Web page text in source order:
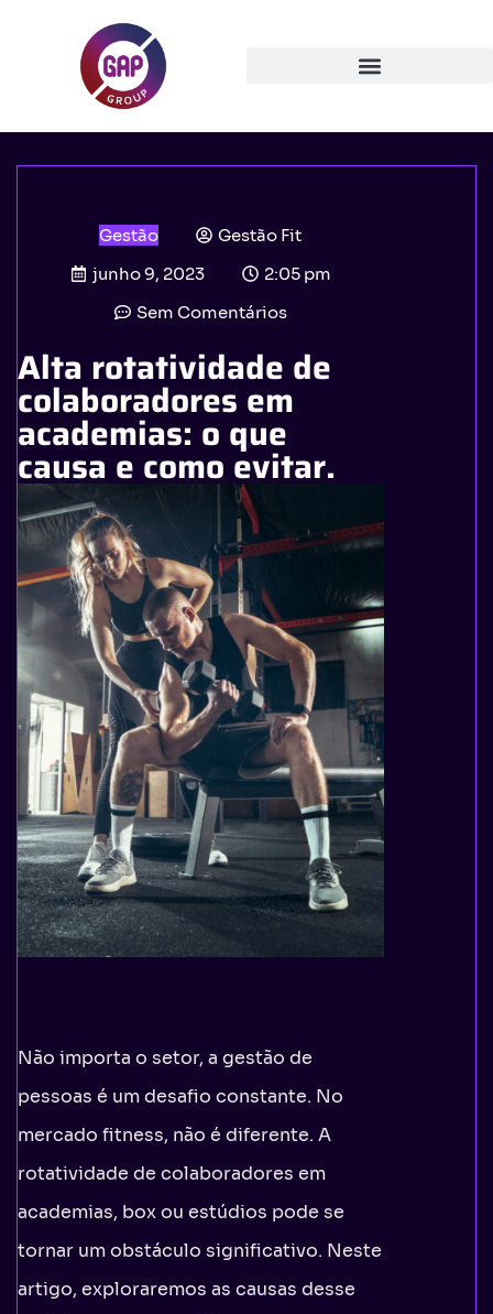
Gestão
Gestão Fit
junho 9, 2023
2:05 pm
Sem Comentários
Alta rotatividade de
colaboradores em
academias: o que
causa e como evitar.
Não importa o setor, a gestão de
pessoas é um desafio constante. No
mercado fitness, não é diferente. A
rotatividade de colaboradores em
academias, box ou estúdios pode se
tornar um obstáculo significativo. Neste
artigo, exploraremos as causas desse